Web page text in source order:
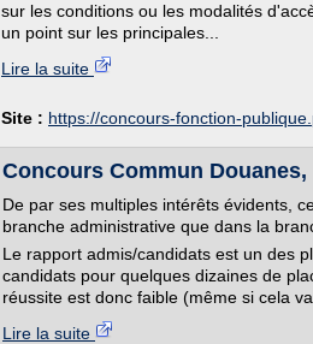
sur les conditions ou les modalités
un point sur les principales...
Lire la suite
Site : https://concours-fonction-
Concours Commun
De par ses multiples intérêts évidents,
branche administrative que dans la
Le rapport admis/candidats est un des
candidats pour quelques dizaines de
réussite est donc faible (même si cela
Lire la suite